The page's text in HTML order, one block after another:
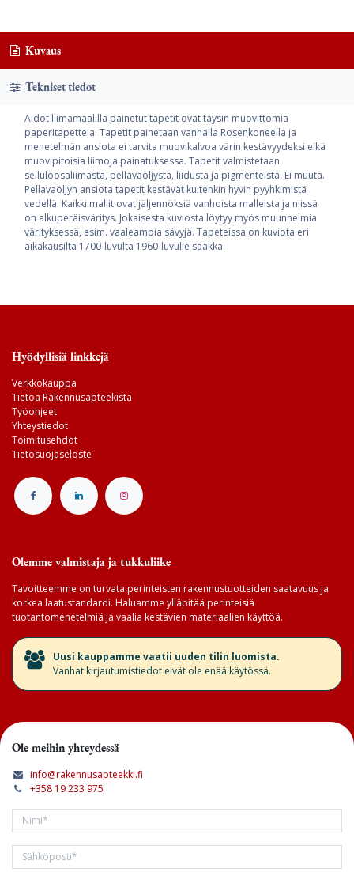
Kuvaus
Tekniset tiedot
Aidot liimamaalilla painetut tapetit ovat täysin muovittomia
paperitapetteja. Tapetit painetaan vanhalla Rosenkoneella ja
menetelmän ansiota ei tarvita muovikalvoa värin kestävyydeksi eikä
muovipitoisia liimoja painatuksessa. Tapetit valmistetaan
selluloosaliimasta, pellavaöljystä, liidusta ja pigmenteistä. Ei muuta.
Pellavaöljyn ansiota tapetit kestävät kuitenkin hyvin pyyhkimistä
vedellä. Kaikki mallit ovat jäljennöksiä vanhoista malleista ja niissä
on alkuperäisväritys. Jokaisesta kuviosta löytyy myös muunnelmia
värityksessä, esim. vaaleampia sävyjä. Tapeteissa on kuviota eri
aikakausilta 1700-luvulta 1960-luvulle saakka.
Hyödyllisiä linkkejä
Verkkokauppa
Tietoa Rakennusapteekista
Työohjeet
Yhteystiedot
Toimitusehdot
Tietosuojaseloste
Olemme valmistaja ja tukkuliike
Tavoitteemme on turvata perinteisten rakennustuotteiden saatavuus ja
korkea laatustandardi. Haluamme ylläpitää perinteisiä
tuotantomenetelmiä ja vaalia kestävien materiaalien käyttöä.
​Uusi kauppamme vaatii uuden tilin luomista.
Vanhat kirjautumistiedot eivät ole enää käytössä.
Ole meihin yhteydessä
info@rakennusapteekki.fi
+358 19 233 975